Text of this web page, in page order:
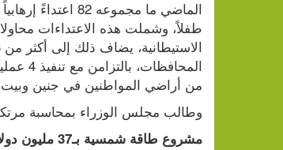
من أراضي المواطنين في جنين
وطالب مجلس الوزراء بمحاسبة
مشروع طاقة شمسية بـ37 مليون دولار